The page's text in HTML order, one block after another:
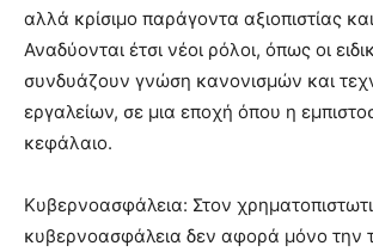
αλλά κρίσιμο παράγοντα αξιοπιστίας
Αναδύονται έτσι νέοι ρόλοι, όπως οι
συνδυάζουν γνώση κανονισμών και
εργαλείων, σε μια εποχή όπου η
κεφάλαιο.
Κυβερνοασφάλεια: Στον
κυβερνοασφάλεια δεν αφορά μόνο την